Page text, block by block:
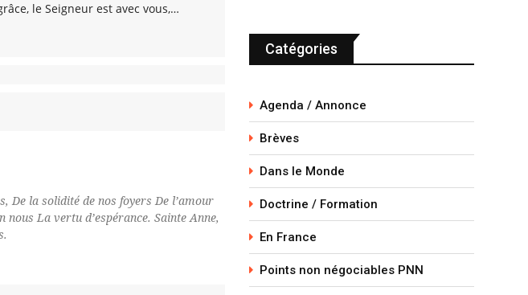
le Seigneur est avec vous,…
De la solidité de nos foyers De l’amour
La vertu d’espérance. Sainte Anne,
Catégories
Agenda / Annonce
Brèves
Dans le Monde
Doctrine / Formation
En France
Points non négociables PNN